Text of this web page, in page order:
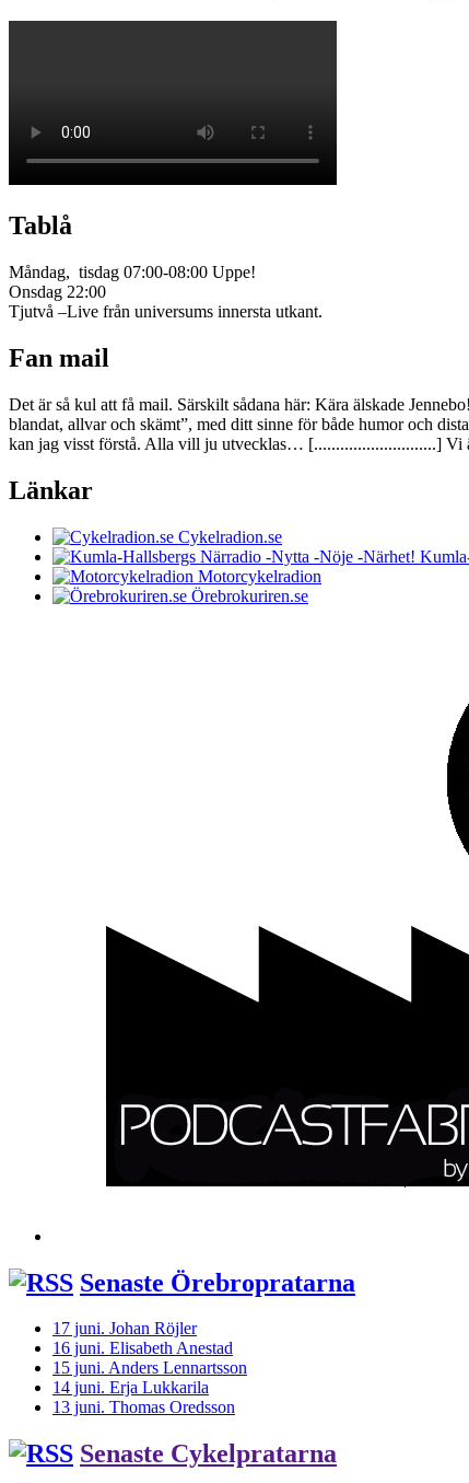
Tablå
Måndag, tisdag 07:00-08:00 Uppe!
Onsdag 22:00
Tjutvå –Live från universums innersta utkant.
Fan mail
Det är så kul att få mail. Särskilt sådana här: Kära älskade
blandat, allvar och skämt”, med ditt sinne för både humor och
kan jag visst förstå. Alla vill ju utvecklas… [............................] Vi
Länkar
Cykelradion.se
Motorcykelradion
Örebrokuriren.se
Senaste Örebropratarna
17 juni. Johan Röjler
16 juni. Elisabeth Anestad
15 juni. Anders Lennartsson
14 juni. Erja Lukkarila
13 juni. Thomas Oredsson
Senaste Cykelpratarna